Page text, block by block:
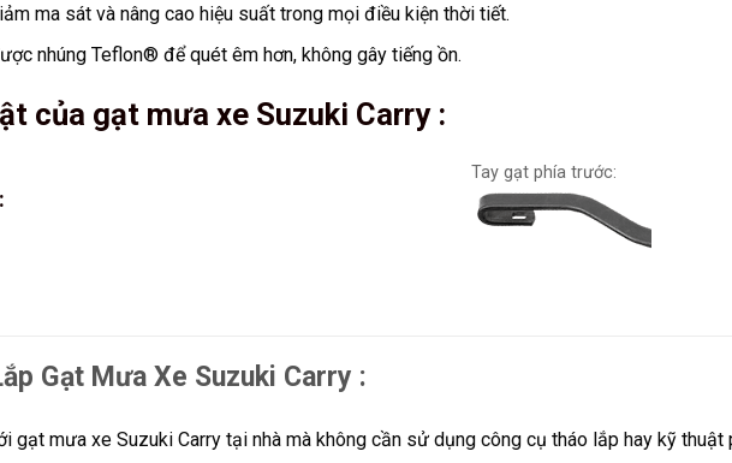
ma sát và nâng cao hiệu suất trong mọi điều kiện thời tiết.
nhúng Teflon® để quét êm hơn, không gây tiếng ồn.
của gạt mưa xe Suzuki Carry :
Tay gạt phía trước:
Gạt Mưa Xe Suzuki Carry :
gạt mưa xe Suzuki Carry tại nhà mà không cần sử dụng công cụ tháo lắp hay kỹ